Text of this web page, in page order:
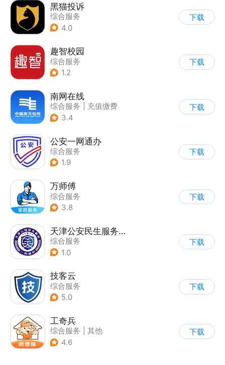
黑猫投诉
综合服务
4.0
下载
趣智校园
综合服务
1.2
下载
南网在线
综合服务
充值缴费
3.4
下载
公安一网通办
综合服务
| 业务咨询办理
1.9
下载
万师傅
综合服务
3.8
下载
天津公安民生服务平台
综合服务
1.0
下载
技客云
综合服务
5.0
下载
工奇兵
综合服务
其他
4.6
下载